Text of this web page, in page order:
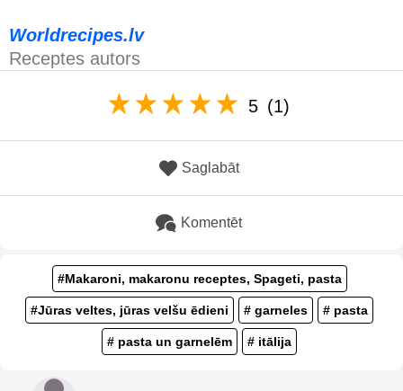
Worldrecipes.lv
Receptes autors
5 (1)
Saglabāt
Komentēt
#Makaroni, makaronu receptes, Spageti, pasta
#Jūras veltes, jūras velšu ēdieni # garneles # pasta
# pasta un garnelēm # itālija